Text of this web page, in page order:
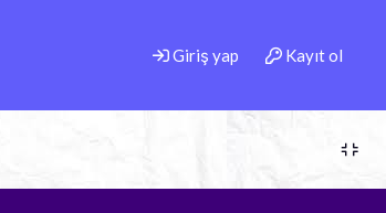
Giriş yap Kayıt ol